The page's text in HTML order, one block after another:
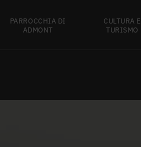
PARROCCHIA DI
ADMONT
CULTURA E
TURISMO